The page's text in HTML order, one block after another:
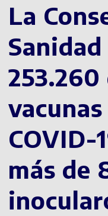
La
253.260
COVID-
más de